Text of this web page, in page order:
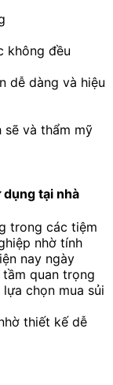
không đều
dễ dàng và hiệu
sẽ và thẩm mỹ
tại nhà
trong các tiệm
nhờ tính
nay ngày
tầm quan trọng
chọn mua sủi
thiết kế dễ